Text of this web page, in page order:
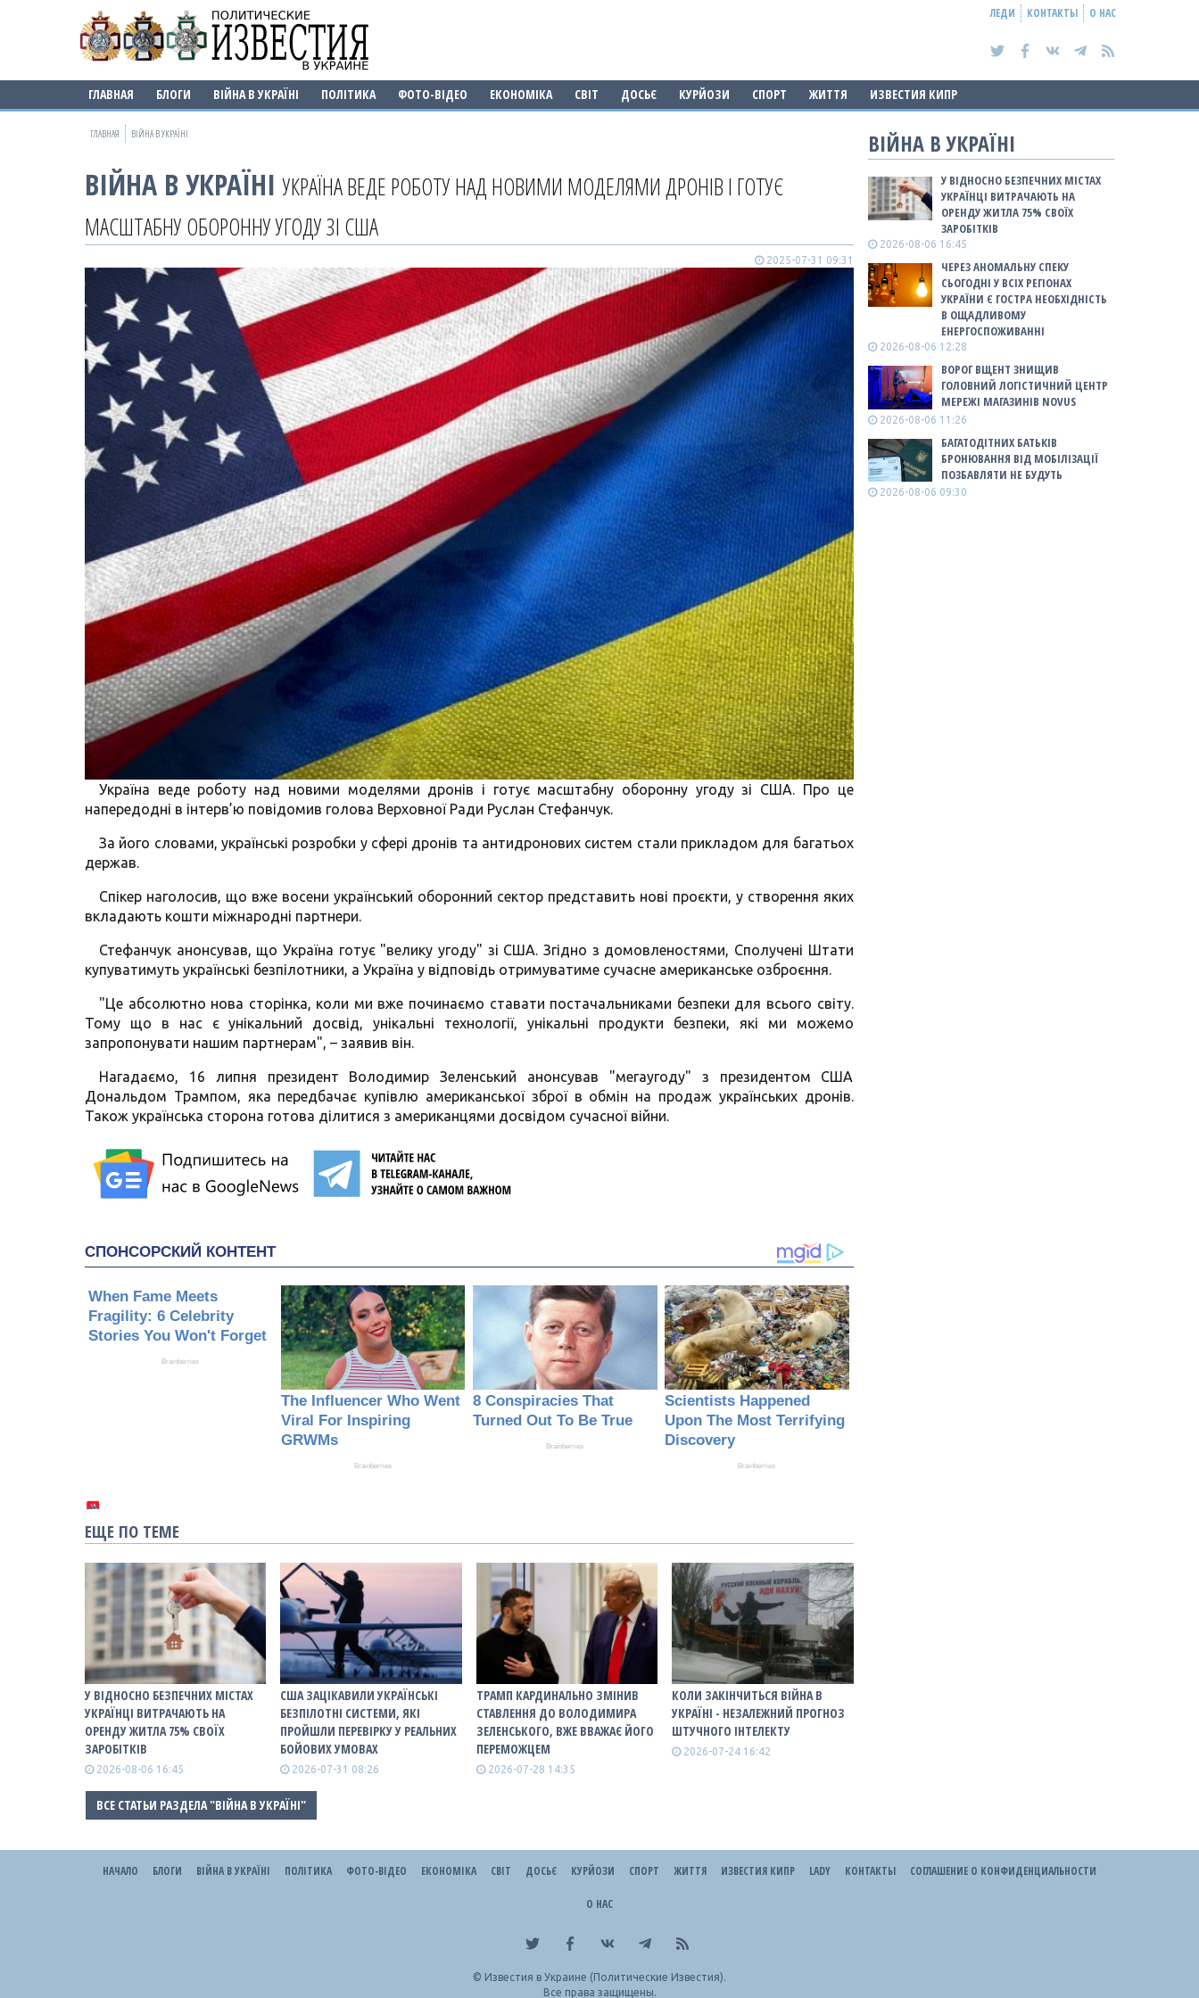
ЛЕДИ КОНТАКТЫ О НАС
ГЛАВНАЯ БЛОГИ ВІЙНА В УКРАЇНІ ПОЛІТИКА ФОТО-ВІДЕО ЕКОНОМІКА СВІТ ДОСЬЄ КУРЙОЗИ СПОРТ ЖИТТЯ ИЗВЕСТИЯ КИПР
ГЛАВНАЯ ВІЙНА В УКРАЇНІ
ВІЙНА В УКРАЇНІ УКРАЇНА ВЕДЕ РОБОТУ НАД НОВИМИ МОДЕЛЯМИ ДРОНІВ І ГОТУЄ
МАСШТАБНУ ОБОРОННУ УГОДУ ЗІ США
2025-07-31 09:31
Україна веде роботу над новими моделями дронів і готує масштабну оборонну угоду зі США. Про це
напередодні в інтерв’ю повідомив голова Верховної Ради Руслан Стефанчук.
За його словами, українські розробки у сфері дронів та антидронових систем стали прикладом для багатьох
держав.
Спікер наголосив, що вже восени український оборонний сектор представить нові проєкти, у створення яких
вкладають кошти міжнародні партнери.
Стефанчук анонсував, що Україна готує "велику угоду" зі США. Згідно з домовленостями, Сполучені Штати
купуватимуть українські безпілотники, а Україна у відповідь отримуватиме сучасне американське озброєння.
"Це абсолютно нова сторінка, коли ми вже починаємо ставати постачальниками безпеки для всього світу.
Тому що в нас є унікальний досвід, унікальні технології, унікальні продукти безпеки, які ми можемо
запропонувати нашим партнерам", – заявив він.
Нагадаємо, 16 липня президент Володимир Зеленський анонсував "мегаугоду" з президентом США
Дональдом Трампом, яка передбачає купівлю американської зброї в обмін на продаж українських дронів.
Також українська сторона готова ділитися з американцями досвідом сучасної війни.
ЕЩЕ ПО ТЕМЕ
У ВІДНОСНО БЕЗПЕЧНИХ МІСТАХ
УКРАЇНЦІ ВИТРАЧАЮТЬ НА
ОРЕНДУ ЖИТЛА 75% СВОЇХ
ЗАРОБІТКІВ
2026-08-06 16:45
США ЗАЦІКАВИЛИ УКРАЇНСЬКІ
БЕЗПІЛОТНІ СИСТЕМИ, ЯКІ
ПРОЙШЛИ ПЕРЕВІРКУ У РЕАЛЬНИХ
БОЙОВИХ УМОВАХ
2026-07-31 08:26
ТРАМП КАРДИНАЛЬНО ЗМІНИВ
СТАВЛЕННЯ ДО ВОЛОДИМИРА
ЗЕЛЕНСЬКОГО, ВЖЕ ВВАЖАЄ ЙОГО
ПЕРЕМОЖЦЕМ
2026-07-28 14:35
КОЛИ ЗАКІНЧИТЬСЯ ВІЙНА В
УКРАЇНІ - НЕЗАЛЕЖНИЙ ПРОГНОЗ
ШТУЧНОГО ІНТЕЛЕКТУ
2026-07-24 16:42
ВСЕ СТАТЬИ РАЗДЕЛА "ВІЙНА В УКРАЇНІ"
ВІЙНА В УКРАЇНІ
У ВІДНОСНО БЕЗПЕЧНИХ МІСТАХ
УКРАЇНЦІ ВИТРАЧАЮТЬ НА
ОРЕНДУ ЖИТЛА 75% СВОЇХ
ЗАРОБІТКІВ
2026-08-06 16:45
ЧЕРЕЗ АНОМАЛЬНУ СПЕКУ
СЬОГОДНІ У ВСІХ РЕГІОНАХ
УКРАЇНИ Є ГОСТРА НЕОБХІДНІСТЬ
В ОЩАДЛИВОМУ
ЕНЕРГОСПОЖИВАННІ
2026-08-06 12:28
ВОРОГ ВЩЕНТ ЗНИЩИВ
ГОЛОВНИЙ ЛОГІСТИЧНИЙ ЦЕНТР
МЕРЕЖІ МАГАЗИНІВ NOVUS
2026-08-06 11:26
БАГАТОДІТНИХ БАТЬКІВ
БРОНЮВАННЯ ВІД МОБІЛІЗАЦІЇ
ПОЗБАВЛЯТИ НЕ БУДУТЬ
2026-08-06 09:30
НАЧАЛО БЛОГИ ВІЙНА В УКРАЇНІ ПОЛІТИКА ФОТО-ВІДЕО ЕКОНОМІКА СВІТ ДОСЬЄ КУРЙОЗИ СПОРТ ЖИТТЯ ИЗВЕСТИЯ КИПР LADY КОНТАКТЫ СОГЛАШЕНИЕ О КОНФИДЕНЦИАЛЬНОСТИ
О НАС
© Известия в Украине (Политические Известия).
Все права защищены.